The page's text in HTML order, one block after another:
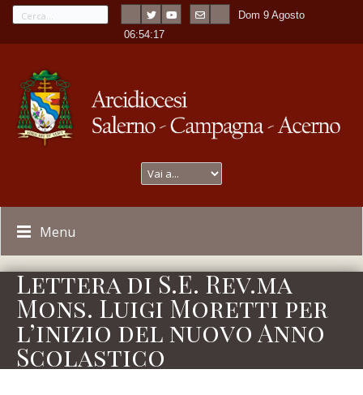
Dom 9 Agosto
-06:54:17
Menu
Lettera di S.E. Rev.ma
Mons. Luigi Moretti per
l’inizio del nuovo Anno
Scolastico